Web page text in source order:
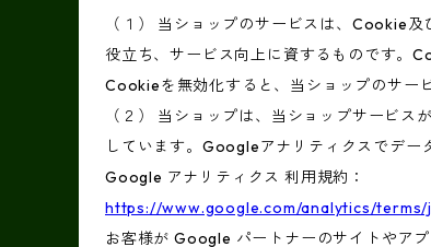
（１） 当ショップのサービスは、Cookie
役立ち、サービス向上に資するものです。
Cookieを無効化すると、当ショップのサー
（２） 当ショップは、当ショップサービ
しています。Googleアナリティクスでデー
Google アナリティクス 利用規約：
https://www.google.com/analytics/terms/
お客様が Google パートナーのサイトやア